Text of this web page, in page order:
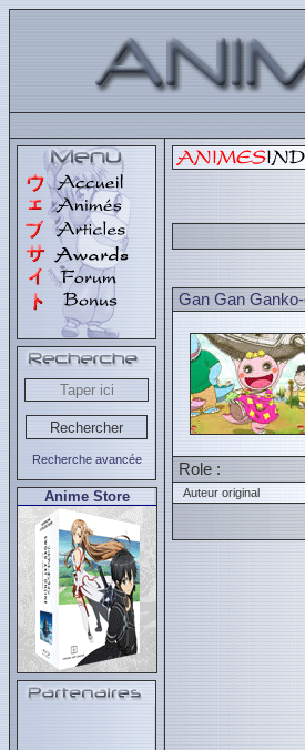
Recherche avancée
Anime Store
Gan Gan
Role :
Auteur original